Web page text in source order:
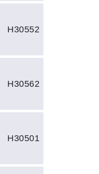
H30552
H30562
H30501